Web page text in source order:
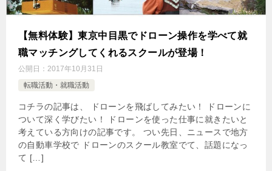
【無料体験】東京中目黒でドローン操作を学べて就
職マッチングしてくれるスクールが登場！
公開日： 2017年10月31日
転職活動・就職活動
コチラの記事は、 ドローンを飛ばしてみたい！ ドローンに
ついて深く学びたい！ ドローンを使った仕事に就きたいと
考えている方向けの記事です。 つい先日、ニュースで地方
の自動車学校で ドローンのスクール教室でて、話題になっ
て […]